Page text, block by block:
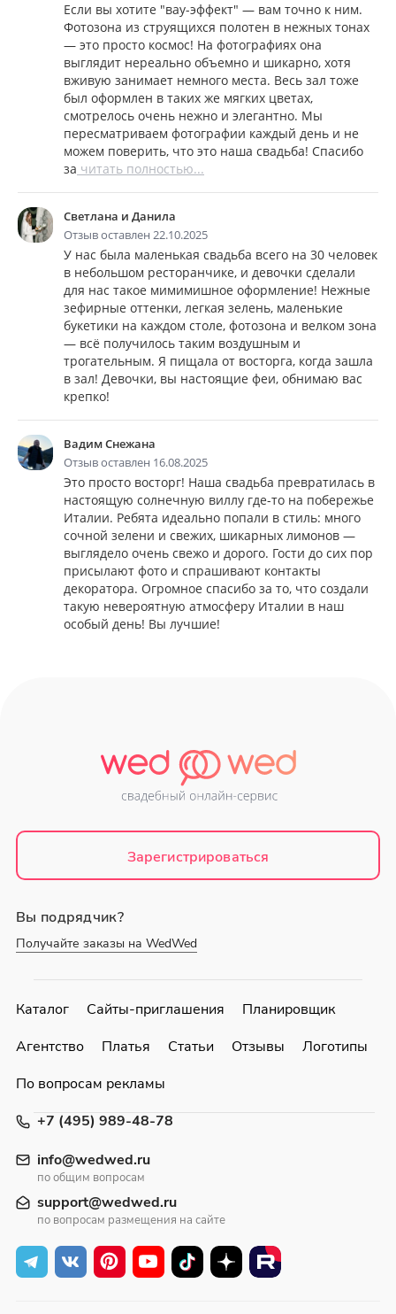
Если вы хотите "вау-эффект" — вам точно к ним.
Фотозона из струящихся полотен в нежных тонах
— это просто космос! На фотографиях она
выглядит нереально объемно и шикарно, хотя
вживую занимает немного места. Весь зал тоже
был оформлен в таких же мягких цветах,
смотрелось очень нежно и элегантно. Мы
пересматриваем фотографии каждый день и не
можем поверить, что это наша свадьба! Спасибо
за читать полностью...
Светлана и Данила
Отзыв оставлен 22.10.2025
У нас была маленькая свадьба всего на 30 человек
в небольшом ресторанчике, и девочки сделали
для нас такое мимимишное оформление! Нежные
зефирные оттенки, легкая зелень, маленькие
букетики на каждом столе, фотозона и велком зона
— всё получилось таким воздушным и
трогательным. Я пищала от восторга, когда зашла
в зал! Девочки, вы настоящие феи, обнимаю вас
крепко!
Вадим Снежана
Отзыв оставлен 16.08.2025
Это просто восторг! Наша свадьба превратилась в
настоящую солнечную виллу где-то на побережье
Италии. Ребята идеально попали в стиль: много
сочной зелени и свежих, шикарных лимонов —
выглядело очень свежо и дорого. Гости до сих пор
присылают фото и спрашивают контакты
декоратора. Огромное спасибо за то, что создали
такую невероятную атмосферу Италии в наш
особый день! Вы лучшие!
Зарегистрироваться
Вы подрядчик?
Получайте заказы на WedWed
+7 (495) 989-48-78
info@wedwed.ru
по общим вопросам
support@wedwed.ru
по вопросам размещения на сайте
Каталог Сайты-приглашения
Планировщик
Агентство
Платья Статьи Отзывы
Логотипы
По вопросам рекламы